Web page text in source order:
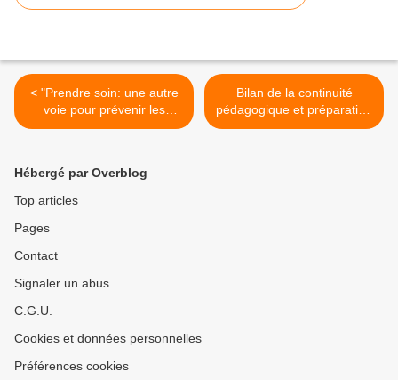
< "Prendre soin: une autre
voie pour prévenir les
conflits" (Rapport du
l'enseignement supérieur)
Bilan de la continuité
pédagogique et préparation
de la rentrée (résultats de
Hébergé par Overblog
Top articles
Pages
Contact
Signaler un abus
C.G.U.
Cookies et données personnelles
Préférences cookies